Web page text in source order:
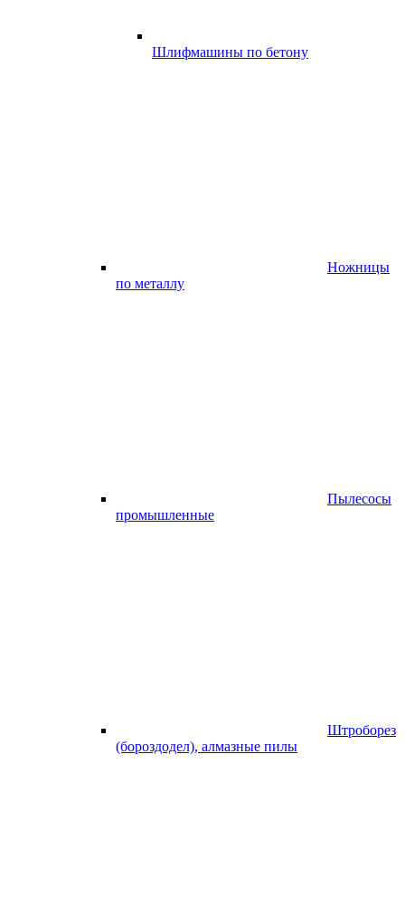
Шлифмашины по бетону
Ножницы
по металлу
Пылесосы
промышленные
Штроборез
(бороздодел), алмазные пилы